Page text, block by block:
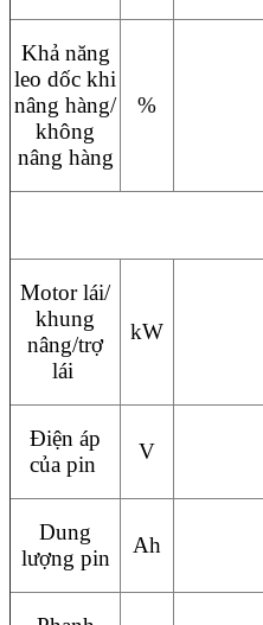
Khả năng
leo dốc khi
nâng hàng/
không
nâng hàng
%
Motor lái/
khung
nâng/trợ
lái
kW
Điện áp
của pin
V
Dung
lượng pin
Ah